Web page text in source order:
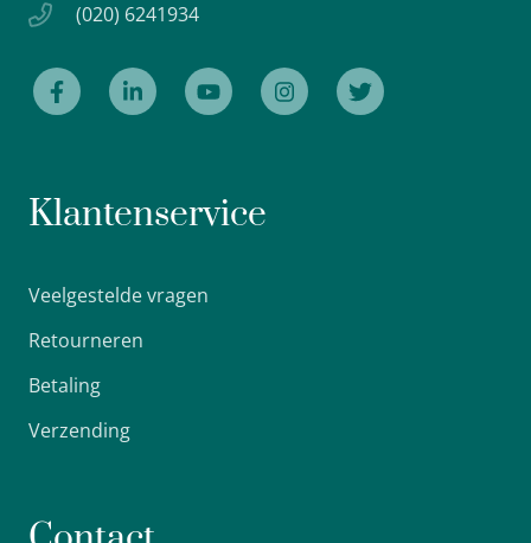
(020) 6241934
Klantenservice
Veelgestelde vragen
Retourneren
Betaling
Verzending